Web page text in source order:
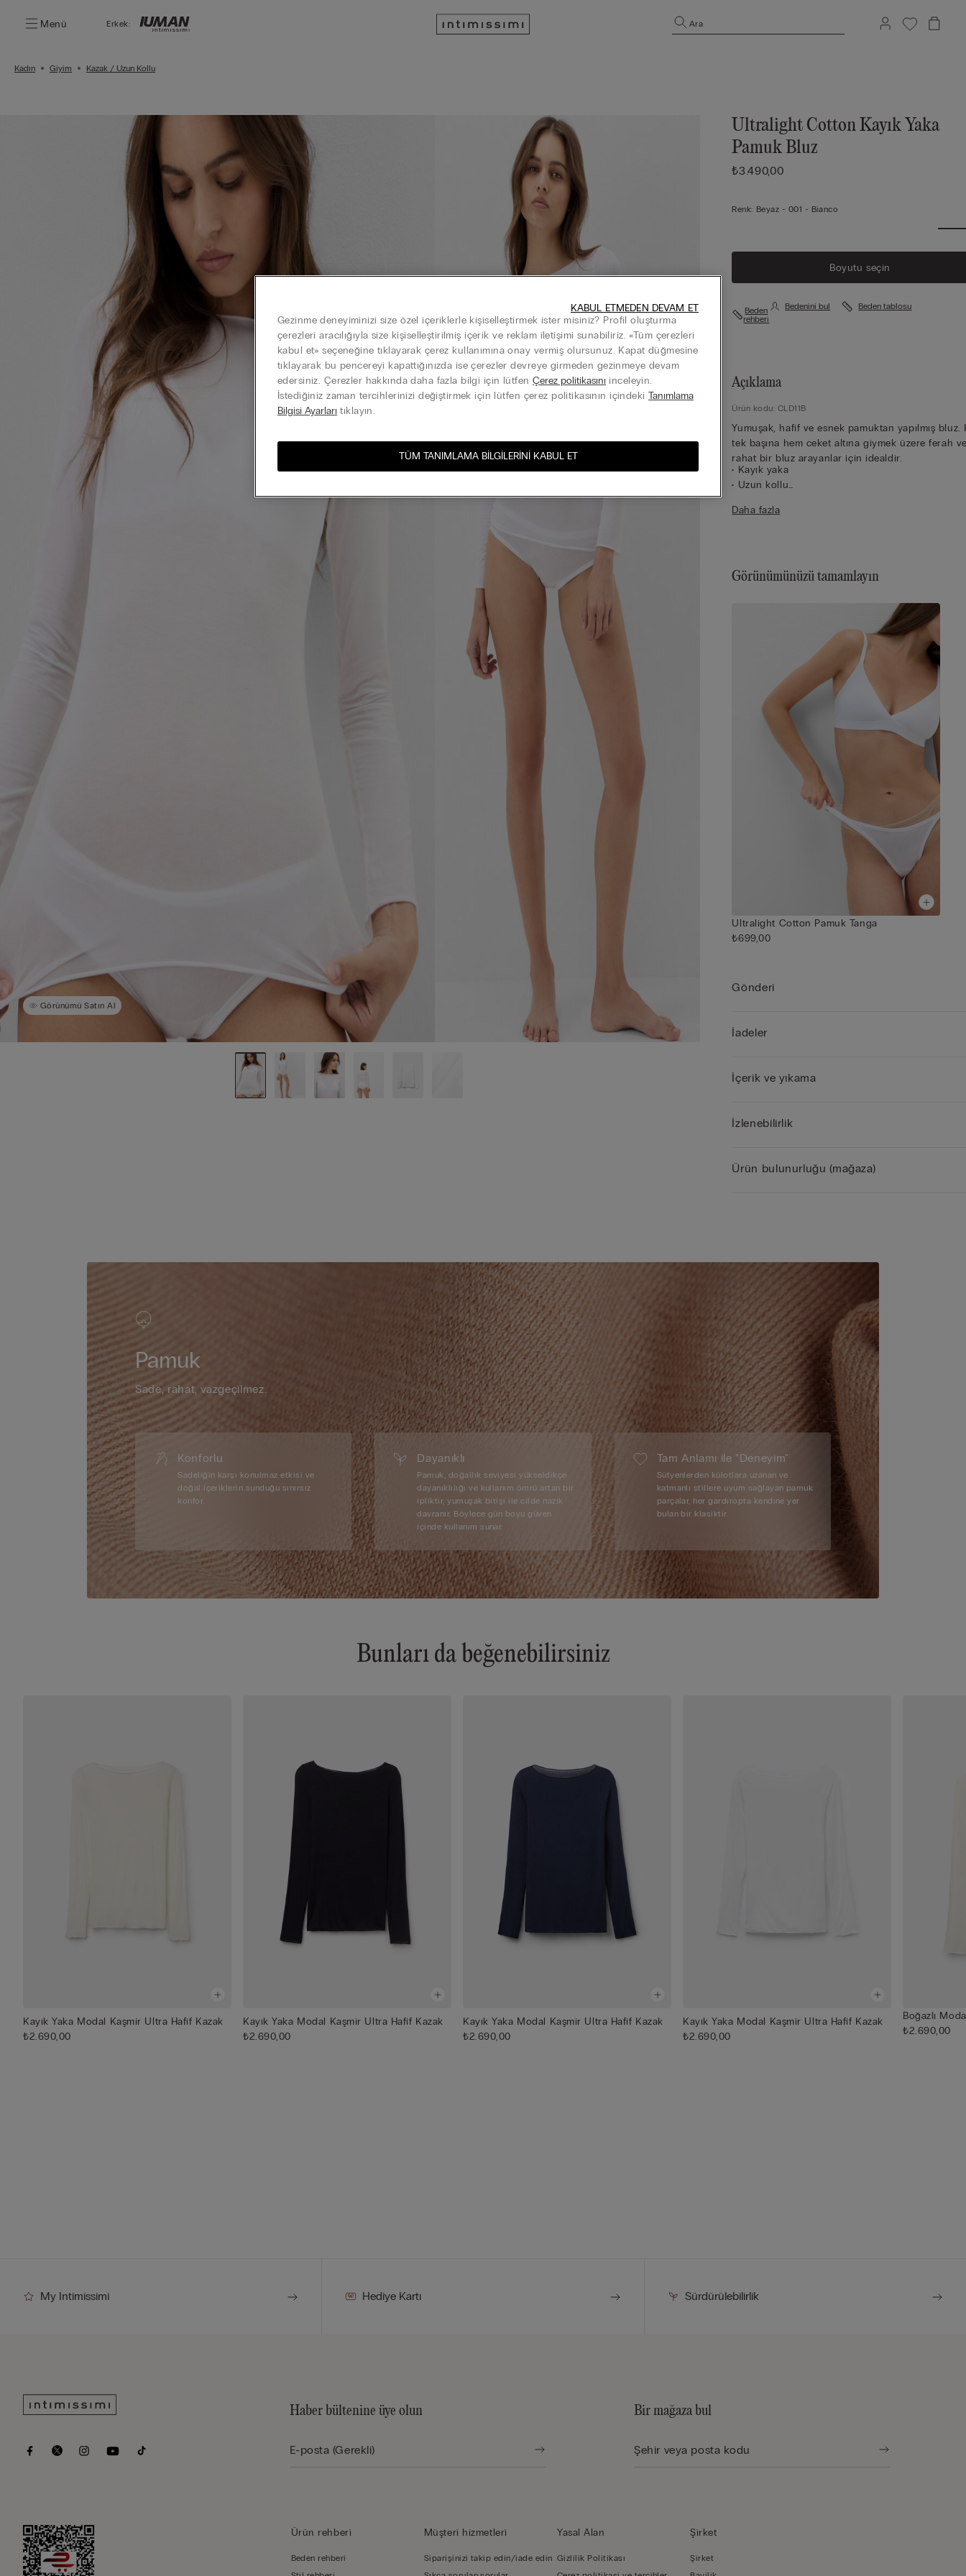
Menü Erkek: Ara
Kadın Giyim Kazak / Uzun Kollu
Görünümü Satın Al
Ultralight Cotton Kayık Yaka
Pamuk Bluz
₺3.490,00
Renk: Beyaz - 001 - Bianco
Boyutu seçin
Beden
rehberi
Bedenini bul Beden tablosu
Açıklama
Ürün kodu: CLD11B
Yumuşak, hafif ve esnek pamuktan yapılmış bluz.
tek başına hem ceket altına giymek üzere ferah
rahat bir bluz arayanlar için idealdir.
• Kayık yaka
• Uzun kollu
• Modelin boyu 175 cm, giydiği beden S
Daha fazla
Görünümünüzü tamamlayın
Ultralight Cotton Pamuk Tanga
₺699,00
Gönderi
İadeler
İçerik ve yıkama
İzlenebilirlik
Ürün bulunurluğu (mağaza)
Pamuk
Sade, rahat, vazgeçilmez.
Konforlu
Sadeliğin karşı konulmaz etkisi ve
doğal içeriklerin sunduğu sınırsız
konfor.
Dayanıklı
Pamuk, doğallık seviyesi yükseldikçe
dayanıklılığı ve kullanım ömrü artan bir
ipliktir, yumuşak bitişi ile cilde nazik
davranır. Böylece gün boyu güven
içinde kullanım sunar.
Tam Anlamı ile "Deneyim"
Sütyenlerden külotlara uzanan ve
katmanlı stillere uyum sağlayan pamuk
parçalar, her gardıropta kendine yer
bulan bir klasiktir.
Bunları da beğenebilirsiniz
Kayık Yaka Modal Kaşmir Ultra Hafif Kazak
₺2.690,00
Kayık Yaka Modal Kaşmir Ultra Hafif Kazak
₺2.690,00
Kayık Yaka Modal Kaşmir Ultra Hafif Kazak
₺2.690,00
Kayık Yaka Modal Kaşmir Ultra Hafif Kazak
₺2.690,00
Boğazlı
₺2.690,00
My Intimissimi Hediye Kartı Sürdürülebilirlik
Haber bültenine üye olun Bir mağaza bul
Ürün rehberi̇
Beden rehberi
Müşteri̇ hi̇zmetleri̇
Siparişinizi takip edin/iade edin
Yasal Alan
Gizlilik Politikası
Şi̇rket
Şi̇rket
Gezinme deneyiminizi size özel içeriklerle kişiselleştirmek ister misiniz? Profil oluşturma
çerezleri aracılığıyla size kişiselleştirilmiş içerik ve reklam iletişimi sunabiliriz. «Tüm çerezleri
kabul et» seçeneğine tıklayarak çerez kullanımına onay vermiş olursunuz. Kapat düğmesine
tıklayarak bu pencereyi kapattığınızda ise çerezler devreye girmeden gezinmeye devam
edersiniz. Çerezler hakkında daha fazla bilgi için lütfen Çerez politikasını inceleyin.
İstediğiniz zaman tercihlerinizi değiştirmek için lütfen çerez politikasının içindeki Tanımlama
Bilgisi Ayarları tıklayın.
TÜM TANIMLAMA BILGILERINI KABUL ET
KABUL ETMEDEN DEVAM ET